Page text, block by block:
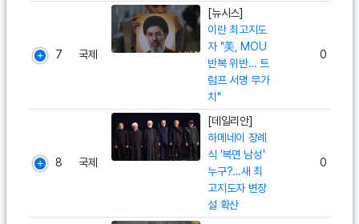
7 국제
[뉴시스]
이란 최고지도
자 "美, MOU
반복 위반… 트
럼프 서명 무가
치"
0
8 국제
[데일리안]
하메네이 장례
식 '복면 남성'
누구?…새 최
고지도자 변장
설 확산
0